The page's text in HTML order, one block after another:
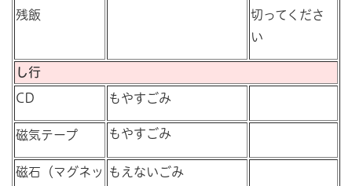
残飯
切ってくださ
い
し行
CD もやすごみ
磁気テープ もやすごみ
磁石（マグネッ
もえないごみ